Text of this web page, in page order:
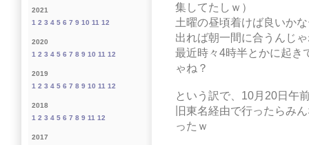
集してたしｗ）
土曜の昼頃着けば良いか
出れば朝一間に合うんじ
最近時々4時半とかに起き
ゃね？
という訳で、10月20日午
旧東名経由で行ったらみ
ったｗ
2021
1 2 3 4 5 6 7 9 10 11 12
2020
1 2 3 4 5 6 7 8 9 10 11 12
2019
1 2 3 4 5 6 7 8 9 10 11 12
2018
1 2 3 4 5 6 7 8 9 11 12
2017